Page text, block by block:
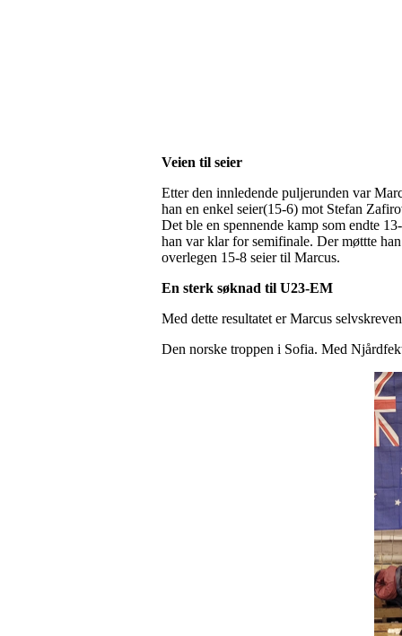
Veien til seier
Etter den innledende puljerunden var
han en enkel seier(15-6) mot Stefan
Det ble en spennende kamp som endte
han var klar for semifinale. Der møttte
overlegen 15-8 seier til Marcus.
En sterk søknad til U23-EM
Med dette resultatet er Marcus
Den norske troppen i Sofia. Med